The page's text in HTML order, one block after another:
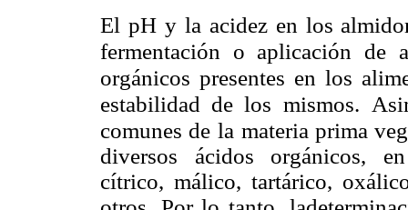
El pH y la acidez en los
fermentación o aplicación de
orgánicos presentes en los
estabilidad de los mismos.
comunes de la materia prima
diversos ácidos orgánicos,
cítrico, málico, tartárico,